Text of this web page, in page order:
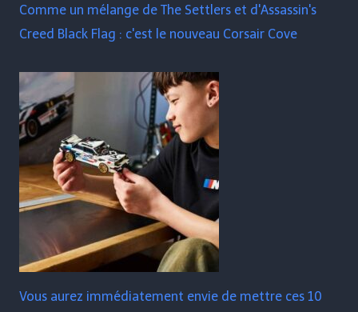
Comme un mélange de The Settlers et d'Assassin's
Creed Black Flag : c'est le nouveau Corsair Cove
Vous aurez immédiatement envie de mettre ces 10